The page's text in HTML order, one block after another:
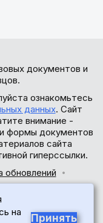
документов и
ознакомьтесь
данных. Сайт
внимание -
формы документов
сайта
гиперссылки.
обновлений
на
Принять